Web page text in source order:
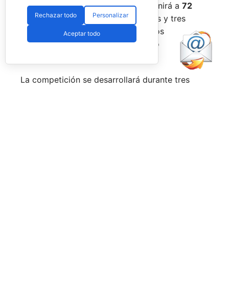
Reserve Hudson Yards. La cita reunirá a 72
jugadores, repartidos en 36 parejas y tres
categorías, para decidir a los últimos
campeones del circuito en territorio
La competición se desarrollará durante tres
Rechazar todo Personalizar
Aceptar todo